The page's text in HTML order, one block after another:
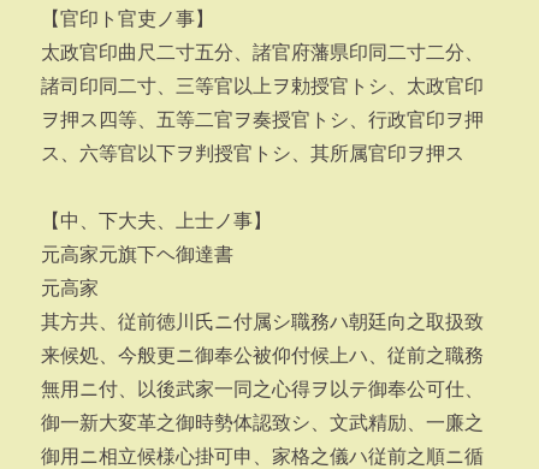
【官印ト官吏ノ事】
太政官印曲尺二寸五分、諸官府藩県印同二寸二分、
諸司印同二寸、三等官以上ヲ勅授官トシ、太政官印
ヲ押ス四等、五等二官ヲ奏授官トシ、行政官印ヲ押
ス、六等官以下ヲ判授官トシ、其所属官印ヲ押ス
【中、下大夫、上士ノ事】
元高家元旗下ヘ御達書
元高家
其方共、従前徳川氏ニ付属シ職務ハ朝廷向之取扱致
来候処、今般更ニ御奉公被仰付候上ハ、従前之職務
無用ニ付、以後武家一同之心得ヲ以テ御奉公可仕、
御一新大変革之御時勢体認致シ、文武精励、一廉之
御用ニ相立候様心掛可申、家格之儀ハ従前之順ニ循